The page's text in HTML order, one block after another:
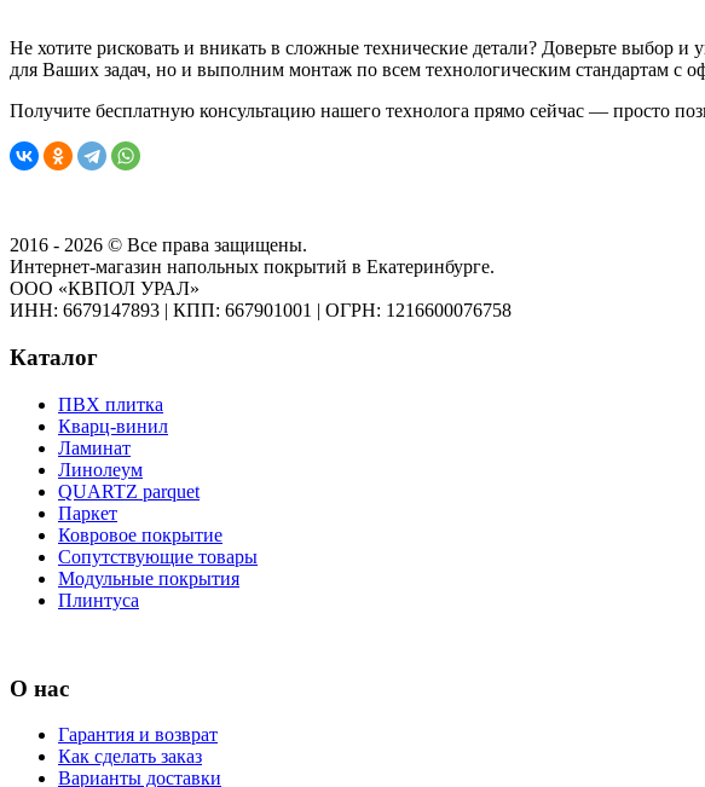
Не хотите рисковать и вникать в сложные технические детали? Доверьте
для Ваших задач, но и выполним монтаж по всем технологическим стандартам с
Получите бесплатную консультацию нашего технолога прямо сейчас — просто
2016 - 2026 © Все права защищены.
Интернет-магазин напольных покрытий в Екатеринбурге.
ООО «КВПОЛ УРАЛ»
ИНН: 6679147893 | КПП: 667901001 | ОГРН: 1216600076758
Каталог
ПВХ плитка
Кварц-винил
Ламинат
Линолеум
QUARTZ parquet
Паркет
Ковровое покрытие
Сопутствующие товары
Модульные покрытия
Плинтуса
О нас
Гарантия и возврат
Как сделать заказ
Варианты доставки